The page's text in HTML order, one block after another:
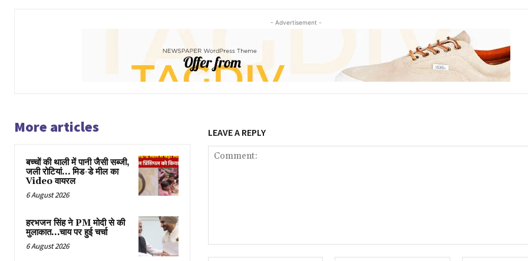
- Advertisement -
More articles
बच्चों की थाली में पानी जैसी सब्जी,
जली रोटियां… मिड-डे मील का
Video वायरल
6 August 2026
हरभजन सिंह ने PM मोदी से की
मुलाकात…चाय पर हुई चर्चा
6 August 2026
LEAVE A REPLY